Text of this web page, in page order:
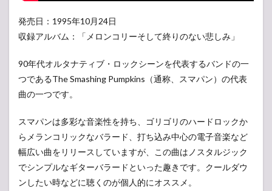
発売日：1995年10月24日
収録アルバム：「メロンコリーそして終りのない悲しみ」
90年代オルタナティブ・ロックシーンを代表するバンドの一
つであるThe Smashing Pumpkins（通称、スマパン）の代表
曲の一つです。
スマパンは多彩な音楽性を持ち、ゴリゴリのハードロックか
らメランコリックなバラード、打ち込み中心の電子音楽など
幅広い曲をリリースしていますが、この曲はノスタルジック
でシンプルなギターバラードといった趣きです。クールダウ
ンしたい時などに聴くのが個人的にオススメ。